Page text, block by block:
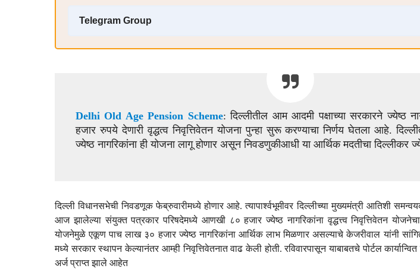
Telegram Group
Delhi Old Age Pension Scheme: दिल्लीतील आम आदमी पक्षाच्या सरकारने ज्येष्ठ
हजार रुपये देणारी वृद्धत्व निवृत्तिवेतन योजना पुन्हा सुरू करण्याचा निर्णय घेतला आहे.
ज्येष्ठ नागरिकांना ही योजना लागू होणार असून निवडणुकीआधी या आर्थिक मदतीचा दिल्लीकर
दिल्ली विधानसभेची निवडणूक फेब्रुवारीमध्ये होणार आहे. त्यापार्श्वभूमीवर दिल्लीच्या मुख्यमंत्री आतिशी
आज झालेल्या संयुक्त पत्रकार परिषदेमध्ये आणखी ८० हजार ज्येष्ठ नागरिकांना वृद्धत्त्व निवृत्तिवेतन
योजनेमुळे एकूण पाच लाख ३० हजार ज्येष्ठ नागरिकांना आर्थिक लाभ मिळणार असल्याचे केजरीवाल यांनी
मध्ये सरकार स्थापन केल्यानंतर आम्ही निवृत्तिवेतनात वाढ केली होती. रविवारपासून याबाबतचे पोर्टल
अर्ज प्राप्त झाले आहेत